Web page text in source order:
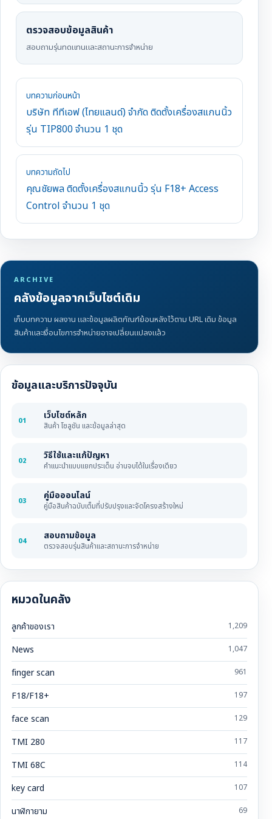
ตรวจสอบข้อมูลสินค้า
สอบถามรุ่นทดแทนและสถานะการจำหน่าย
บทความก่อนหน้า
บริษัท ทีทีเอฟ (ไทยแลนด์) จำกัด ติดตั้งเครื่องสแกนนิ้ว
รุ่น TIP800 จำนวน 1 ชุด
บทความถัดไป
คุณชัยพล ติดตั้งเครื่องสแกนนิ้ว รุ่น F18+ Access
Control จำนวน 1 ชุด
ARCHIVE
คลังข้อมูลจากเว็บไซต์เดิม
เก็บบทความ ผลงาน และข้อมูลผลิตภัณฑ์ย้อนหลังไว้ตาม URL เดิม ข้อมูล
สินค้าและเงื่อนไขการจำหน่ายอาจเปลี่ยนแปลงแล้ว
ข้อมูลและบริการปัจจุบัน
01 เว็บไซต์หลัก
สินค้า โซลูชัน และข้อมูลล่าสุด
02 วิธีใช้และแก้ปัญหา
คำแนะนำแบบแยกประเด็น อ่านจบได้ในเรื่องเดียว
03 คู่มือออนไลน์
คู่มือสินค้าฉบับเต็มที่ปรับปรุงและจัดโครงสร้างใหม่
04 สอบถามข้อมูล
ตรวจสอบรุ่นสินค้าและสถานะการจำหน่าย
หมวดในคลัง
ลูกค้าของเรา 1,209
News 1,047
finger scan 961
F18/F18+ 197
face scan 129
TMI 280 117
TMI 68C 114
key card 107
นาฬิกายาม 69